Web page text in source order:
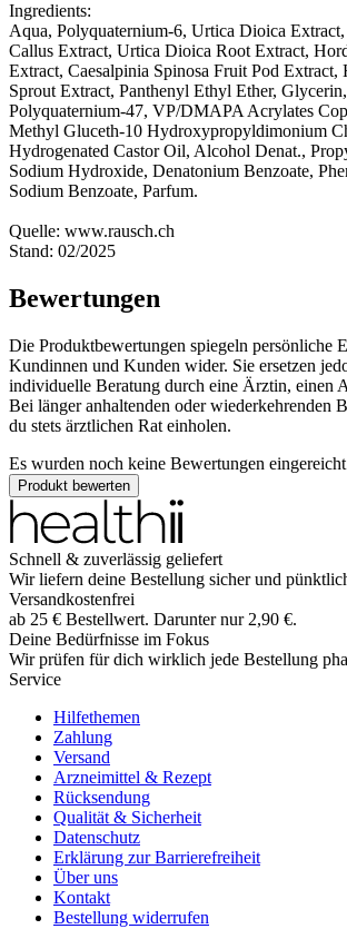
Ingredients:
Aqua, Polyquaternium-6, Urtica Dioica
Callus Extract, Urtica Dioica Root Extract,
Extract, Caesalpinia Spinosa Fruit Pod Extract,
Sprout Extract, Panthenyl Ethyl Ether,
Polyquaternium-47, VP/DMAPA Acrylates
Methyl Gluceth-10 Hydroxypropyldimonium
Hydrogenated Castor Oil, Alcohol Denat.,
Sodium Hydroxide, Denatonium Benzoate,
Sodium Benzoate, Parfum.
Quelle: www.rausch.ch
Stand: 02/2025
Bewertungen
Die Produktbewertungen spiegeln persönliche
Kundinnen und Kunden wider. Sie ersetzen
individuelle Beratung durch eine Ärztin, einen
Bei länger anhaltenden oder wiederkehrenden
du stets ärztlichen Rat einholen.
Es wurden noch keine Bewertungen
Produkt bewerten
Schnell & zuverlässig geliefert
Wir liefern deine Bestellung sicher und
Versandkostenfrei
ab 25 € Bestellwert. Darunter nur 2,90 €.
Deine Bedürfnisse im Fokus
Wir prüfen für dich wirklich jede Bestellung
Service
Hilfethemen
Zahlung
Versand
Arzneimittel & Rezept
Rücksendung
Qualität & Sicherheit
Datenschutz
Erklärung zur Barrierefreiheit
Über uns
Kontakt
Bestellung widerrufen